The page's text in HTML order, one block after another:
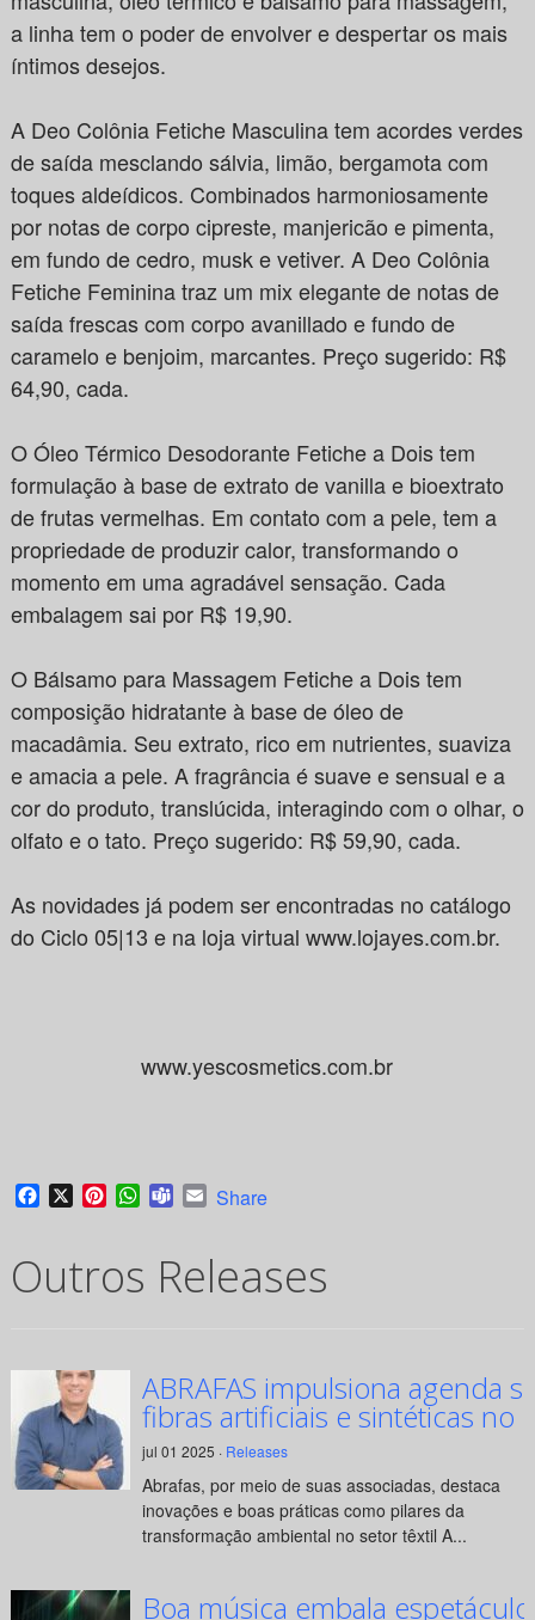
a linha tem o poder de envolver e despertar os mais
íntimos desejos.
A Deo Colônia Fetiche Masculina tem acordes verdes
de saída mesclando sálvia, limão, bergamota com
toques aldeídicos. Combinados harmoniosamente
por notas de corpo cipreste, manjericão e pimenta,
em fundo de cedro, musk e vetiver. A Deo Colônia
Fetiche Feminina traz um mix elegante de notas de
saída frescas com corpo avanillado e fundo de
caramelo e benjoim, marcantes. Preço sugerido: R$
64,90, cada.
O Óleo Térmico Desodorante Fetiche a Dois tem
formulação à base de extrato de vanilla e bioextrato
de frutas vermelhas. Em contato com a pele, tem a
propriedade de produzir calor, transformando o
momento em uma agradável sensação. Cada
embalagem sai por R$ 19,90.
O Bálsamo para Massagem Fetiche a Dois tem
composição hidratante à base de óleo de
macadâmia. Seu extrato, rico em nutrientes, suaviza
e amacia a pele. A fragrância é suave e sensual e a
cor do produto, translúcida, interagindo com o olhar, o
olfato e o tato. Preço sugerido: R$ 59,90, cada.
As novidades já podem ser encontradas no catálogo
do Ciclo 05|13 e na loja virtual www.lojayes.com.br.
www.yescosmetics.com.br
Facebook
X PinterestWhatsApp
TeamsEmail
Share
Outros Releases
ABRAFAS impulsiona agenda
fibras artificiais e sintéticas no
jul 01 2025 · Releases
Abrafas, por meio de suas associadas, destaca
inovações e boas práticas como pilares da
transformação ambiental no setor têxtil A...
Boa música embala